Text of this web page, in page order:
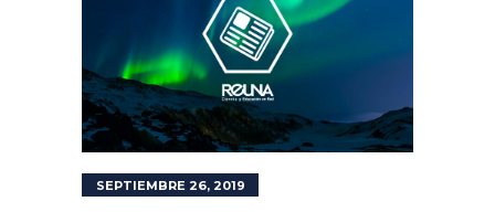
SEPTIEMBRE 26, 2019